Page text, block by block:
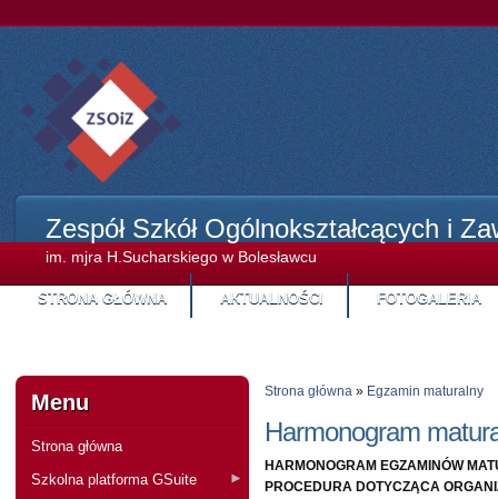
Zespół Szkół Ogólnokształcących i
im. mjra H.Sucharskiego w Bolesławcu
STRONA GŁÓWNA AKTUALNOŚCI FOTOGALERIA
Menu
Strona główna
Szkolna platforma GSuite
Strona główna » Egzamin maturalny
Harmonogram
HARMONOGRAM EGZAMINÓW
PROCEDURA DOTYCZĄCA